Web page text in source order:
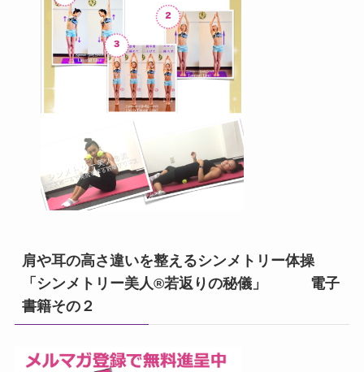
肩や耳の高さ違いを整えるシンメトリー体操
「シンメトリー美人®若返りの秘儀」 電子
書籍その２